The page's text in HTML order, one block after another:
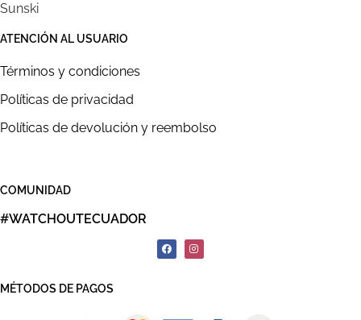
Sunski
ATENCIÓN AL USUARIO
Términos y condiciones
Políticas de privacidad
Políticas de devolución y reembolso
COMUNIDAD
#WATCHOUTECUADOR
MÉTODOS DE PAGOS